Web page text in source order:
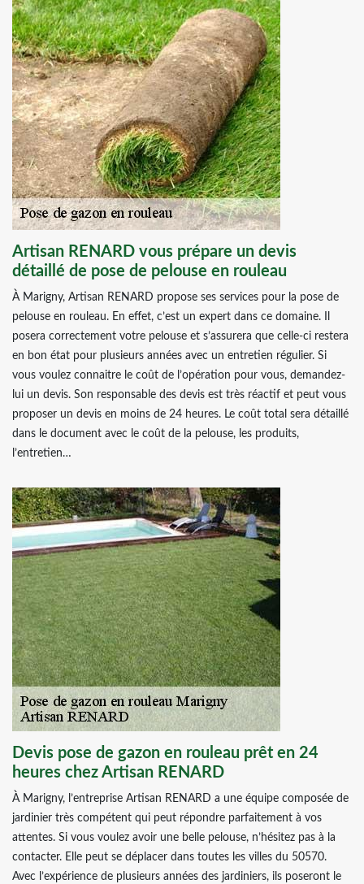
Artisan RENARD vous prépare un devis
détaillé de pose de pelouse en rouleau
À Marigny, Artisan RENARD propose ses services pour la pose de
pelouse en rouleau. En effet, c’est un expert dans ce domaine. Il
posera correctement votre pelouse et s’assurera que celle-ci restera
en bon état pour plusieurs années avec un entretien régulier. Si
vous voulez connaitre le coût de l’opération pour vous, demandez-
lui un devis. Son responsable des devis est très réactif et peut vous
proposer un devis en moins de 24 heures. Le coût total sera détaillé
dans le document avec le coût de la pelouse, les produits,
l’entretien…
Devis pose de gazon en rouleau prêt en 24
heures chez Artisan RENARD
À Marigny, l’entreprise Artisan RENARD a une équipe composée de
jardinier très compétent qui peut répondre parfaitement à vos
attentes. Si vous voulez avoir une belle pelouse, n’hésitez pas à la
contacter. Elle peut se déplacer dans toutes les villes du 50570.
Avec l’expérience de plusieurs années des jardiniers, ils poseront le